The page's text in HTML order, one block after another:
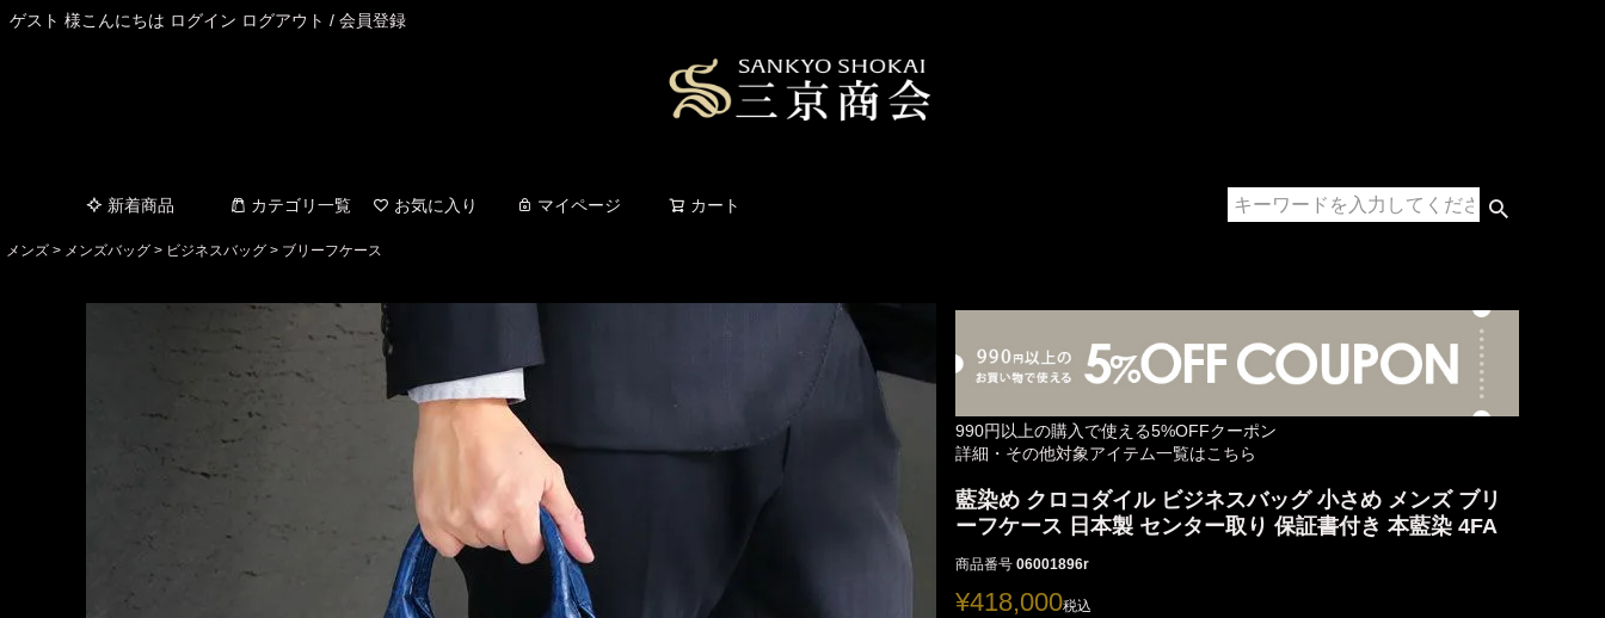
ゲスト 様こんにちは ログイン ログアウト / 会員登録
新着商品 カテゴリ一覧 お気に入り マイページ カート
メンズ メンズバッグ ビジネスバッグ ブリーフケース
990円以上の購入で使える5%OFFクーポン
詳細・その他対象アイテム一覧はこちら
藍染め クロコダイル ビジネスバッグ 小さめ メンズ ブリ
ーフケース 日本製 センター取り 保証書付き 本藍染 4FA
商品番号 06001896r
¥418,000税込